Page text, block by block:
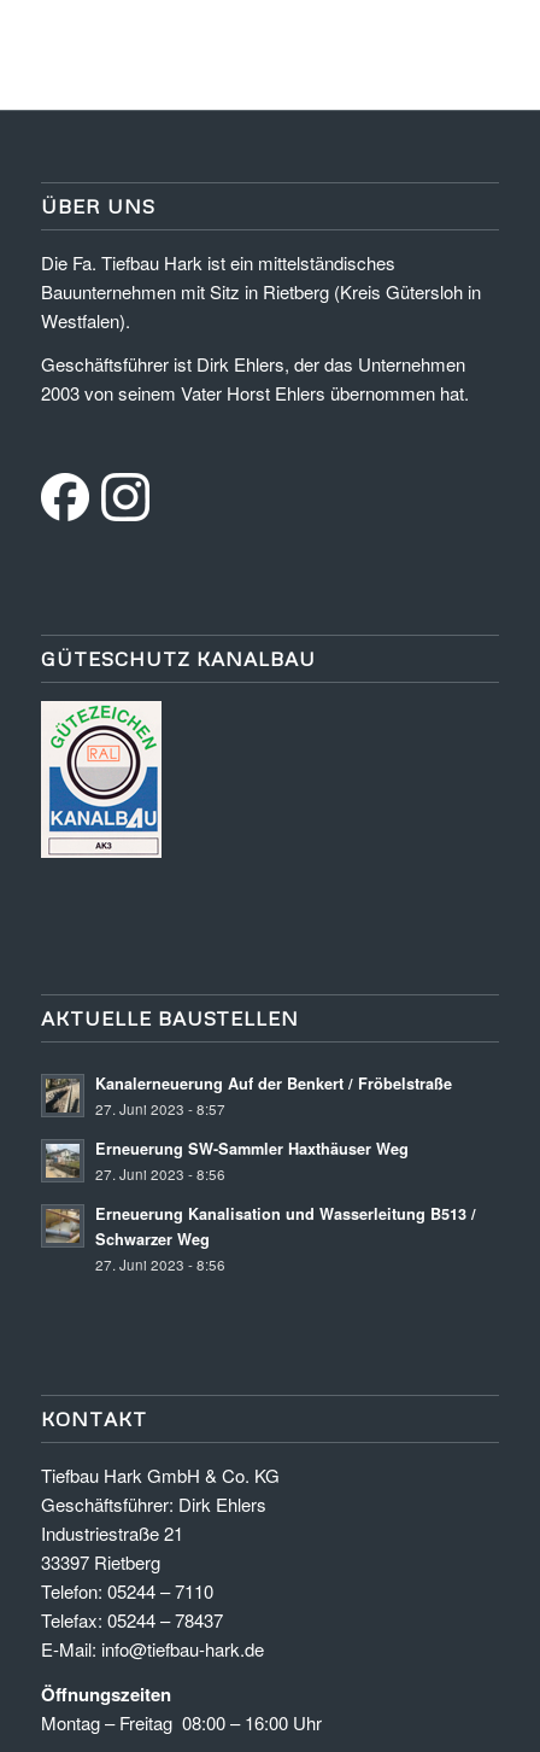
ÜBER UNS
Die Fa. Tiefbau Hark ist ein mittelständisches
Bauunternehmen mit Sitz in Rietberg (Kreis Gütersloh in
Westfalen).
Geschäftsführer ist Dirk Ehlers, der das Unternehmen
2003 von seinem Vater Horst Ehlers übernommen hat.
GÜTESCHUTZ KANALBAU
AKTUELLE BAUSTELLEN
Kanalerneuerung Auf der Benkert / Fröbelstraße
27. Juni 2023 - 8:57
Erneuerung SW-Sammler Haxthäuser Weg
27. Juni 2023 - 8:56
Erneuerung Kanalisation und Wasserleitung B513 /
Schwarzer Weg
27. Juni 2023 - 8:56
KONTAKT
Tiefbau Hark GmbH & Co. KG
Geschäftsführer: Dirk Ehlers
Industriestraße 21
33397 Rietberg
Telefon: 05244 – 7110
Telefax: 05244 – 78437
E-Mail: info@tiefbau-hark.de
Öffnungszeiten
Montag – Freitag 08:00 – 16:00 Uhr